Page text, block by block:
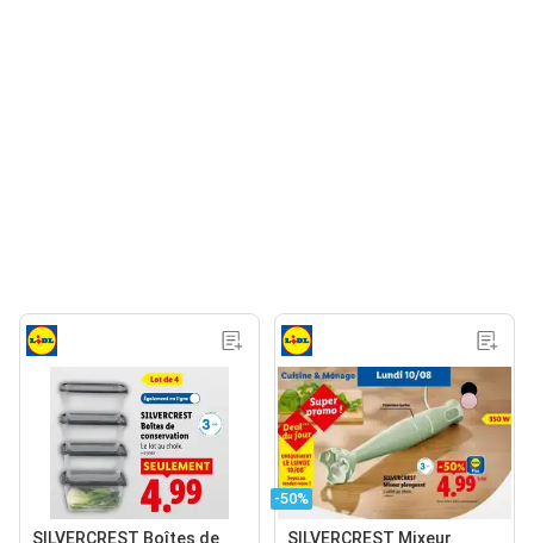
SILVERCREST Boîtes de
-50%
SILVERCREST Mixeur